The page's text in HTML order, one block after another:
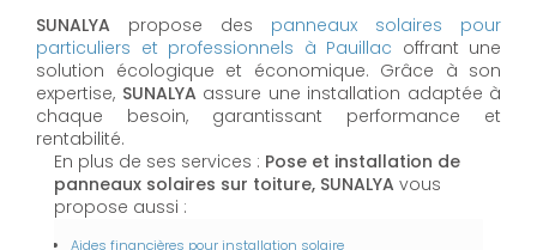
SUNALYA propose des panneaux solaires pour
particuliers et professionnels à Pauillac offrant une
solution écologique et économique. Grâce à son
expertise, SUNALYA assure une installation adaptée à
chaque besoin, garantissant performance et
rentabilité.
En plus de ses services : Pose et installation de
panneaux solaires sur toiture, SUNALYA vous
propose aussi :
Aides financières pour installation solaire